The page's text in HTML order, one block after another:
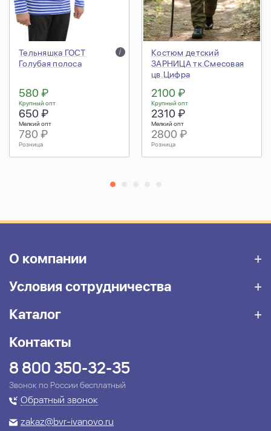
Тельняшка ГОСТ
Голубая полоса
i
580 ₽
Крупный опт
650 ₽
Мелкий опт
780 ₽
Розница
Костюм детский
ЗАРНИЦА тк.Смесовая
цв.Цифра
2100 ₽
Крупный опт
2310 ₽
Мелкий опт
2800 ₽
Розница
О компании
Условия сотрудничества
Каталог
Контакты
8 800 350-32-35
Звонок по России бесплатный
Обратный звонок
zakaz@bvr-ivanovo.ru